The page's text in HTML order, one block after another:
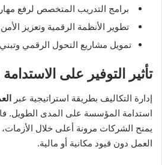
برامج التدريب المتخصص لرفع
تطوير الأنظمة الرقمية وتعزيز
تمويل مشاريع التحول الرقمي
تأثير التوفير على الاستدامة
إدارة التكاليف بطريقة استراتيجية عبر
استدامة المؤسسة على المدى الطويل.
يمنح الشركات مرونة أعلى خلال
العمل دون قيود مكانية أو مالية.